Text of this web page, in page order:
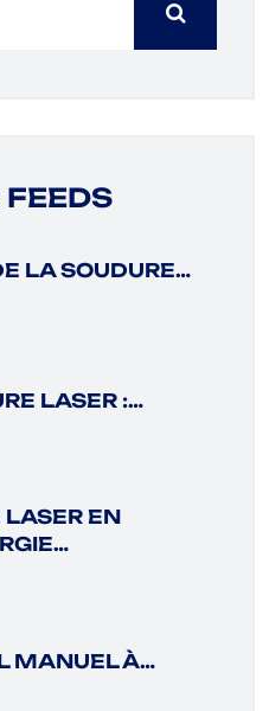
LA SOUDURE…
LASER :…
LASER EN
MANUEL À…